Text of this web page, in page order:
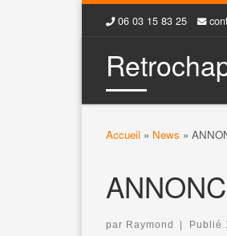
06 03 15 83 25
Accueil » News »
par Raymond Publié